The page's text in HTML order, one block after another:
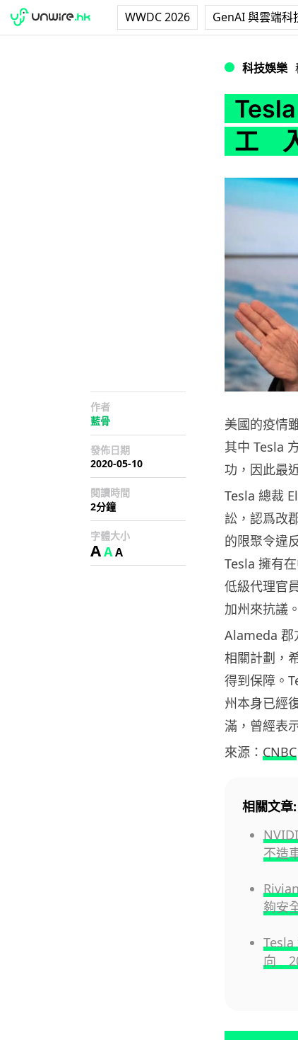
WWDC 2026 GenAI 與雲端科
科技娛樂
工
作者
藍骨
發佈日期
2020-05-10
閱讀時間
2分鐘
字體大小
AAA
美國的疫情
其中 Tesla
功，因此最
Tesla 總裁
訟，認爲改
的限聚令違
Tesla 擁有
低級代理官
加州來抗議。
Alameda 郡
相關計劃，
得到保障。
州本身已經
滿，曾經表
來源： CNBC
相關文章:
不造
夠安
向